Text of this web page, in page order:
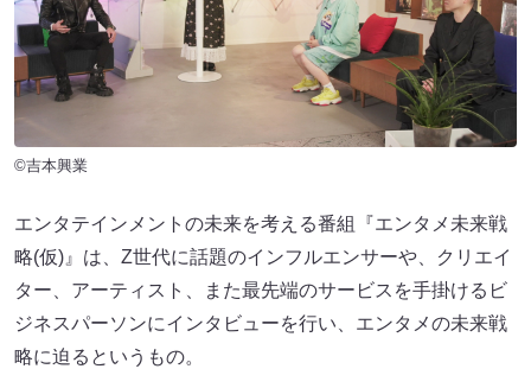
©吉本興業
エンタテインメントの未来を考える番組『エンタメ未来戦
略(仮)』は、Z世代に話題のインフルエンサーや、クリエイ
ター、アーティスト、また最先端のサービスを手掛けるビ
ジネスパーソンにインタビューを行い、エンタメの未来戦
略に迫るというもの。